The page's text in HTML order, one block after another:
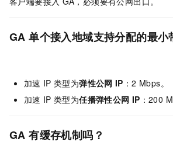
GA 单个接入地域支持分配的最小
加速 IP 类型为弹性公网 IP ：2 Mbps。
加速 IP 类型为任播弹性公网 IP ：200
GA 有缓存机制吗？